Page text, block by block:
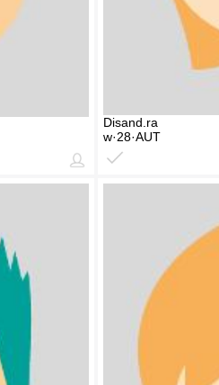
Disand.ra
w·28·AUT